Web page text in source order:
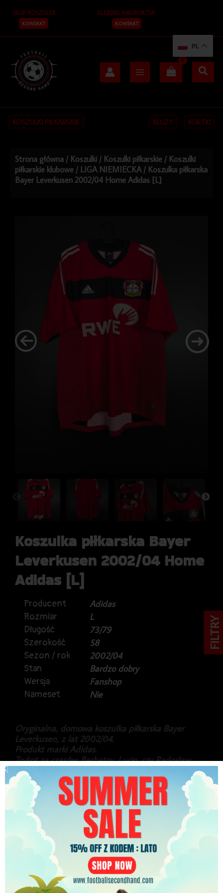
treści
SKUP KOSZULEK
KONTAKT
KLEJENIE NADRUKÓW
KONTAKT
KOSZULKI PIŁKARSKIE BLUZY KURTKI
Strona główna / Koszulki / Koszulki piłkarskie / Koszulki
piłkarskie klubowe / LIGA NIEMIECKA / Koszulka piłkarska
Bayer Leverkusen 2002/04 Home Adidas [L]
Koszulka piłkarska Bayer
Leverkusen 2002/04 Home
Adidas [L]
Producent
Adidas
Rozmiar
L
Długość
73/79
Szerokość
58
Sezon / rok
2002/04
Stan
Bardzo dobry
Wersja
Fanshop
Nameset
Nie
Oryginalna, domowa koszulka piłkarska Bayer
Leverkusen, z lat 2002/04.
Produkt marki Adidas.
Trykot za czasów: Berbatov, Lucio, czy Radosław
Kałużny.
Stan bardzo dobry, kilka drobnych zmechaceń.
279.99
Najniższa cena w ciągu ostatnich 30 dni: 279.99 zł
PL
FILTRY